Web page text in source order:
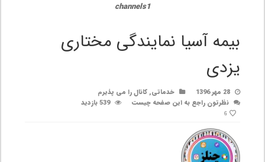
channels1
بیمه آسیا نمایندگی مختاری
یزدی
28 مهر 1396 خدماتی,کانال را می پذیرم
نظرتون راجع به این صفحه چیست
539 بازدید
6